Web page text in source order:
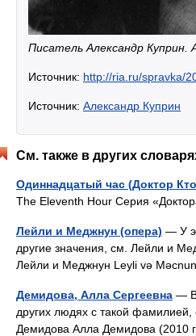
Писатель Александр Куприн.
Источник: http://ria.ru/spravka/
Источник: Александр Куприн
См. также в других
Одиннадцатый час (Доктор
The Eleventh Hour Серия
Лейли и Меджнун (опера) — У
другие значения, см. Лейли и
Демидова, Алла Сергеевна — В
других людях с такой
Демидова Алла Демидова (2010